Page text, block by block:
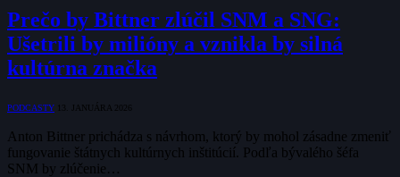
Prečo by Bittner zlúčil SNM a SNG:
Ušetrili by milióny a vznikla by silná
kultúrna značka
PODCASTY 13. JANUÁRA 2026
Anton Bittner prichádza s návrhom, ktorý by mohol zásadne zmeniť
fungovanie štátnych kultúrnych inštitúcií. Podľa bývalého šéfa
SNM by zlúčenie…